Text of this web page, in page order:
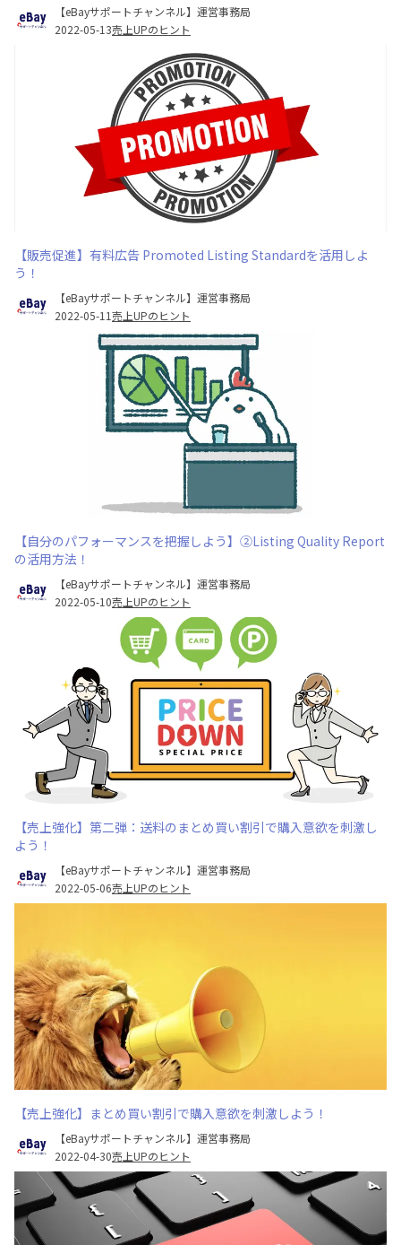
【eBayサポートチャンネル】運営事務局
2022-05-13売上UPのヒント
【販売促進】有料広告 Promoted Listing Standardを活用しよ
う！
【eBayサポートチャンネル】運営事務局
2022-05-11売上UPのヒント
【自分のパフォーマンスを把握しよう】②Listing Quality Report
の活用方法！
【eBayサポートチャンネル】運営事務局
2022-05-10売上UPのヒント
【売上強化】第二弾：送料のまとめ買い割引で購入意欲を刺激し
よう！
【eBayサポートチャンネル】運営事務局
2022-05-06売上UPのヒント
【売上強化】まとめ買い割引で購入意欲を刺激しよう！
【eBayサポートチャンネル】運営事務局
2022-04-30売上UPのヒント